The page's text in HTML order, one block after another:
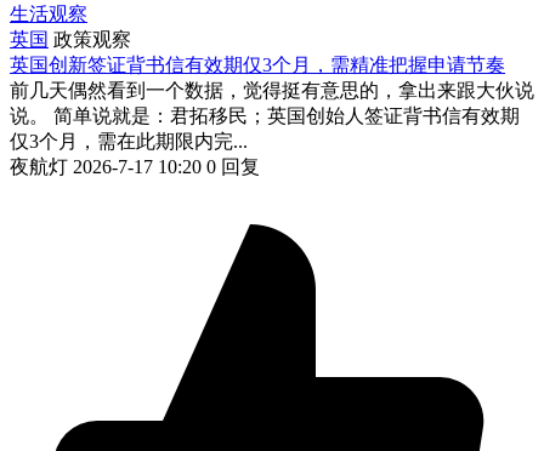
生活观察
英国 政策观察
英国创新签证背书信有效期仅3个月，需精准把握申请节奏
前几天偶然看到一个数据，觉得挺有意思的，拿出来跟大伙说
说。 简单说就是：君拓移民；英国创始人签证背书信有效期
仅3个月，需在此期限内完...
夜航灯 2026-7-17 10:20 0 回复